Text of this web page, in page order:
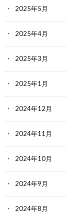
2025年5月
2025年4月
2025年3月
2025年1月
2024年12月
2024年11月
2024年10月
2024年9月
2024年8月